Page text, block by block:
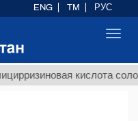
кислота
ENG TM РУС